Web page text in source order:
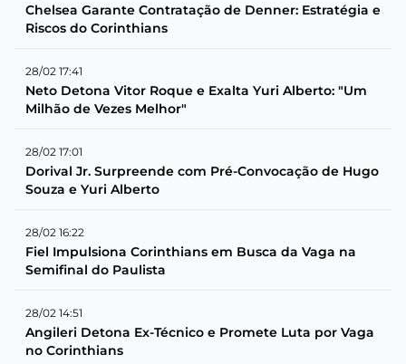
Chelsea Garante Contratação de Denner: Estratégia e
Riscos do Corinthians
28/02 17:41
Neto Detona Vitor Roque e Exalta Yuri Alberto: "Um
Milhão de Vezes Melhor"
28/02 17:01
Dorival Jr. Surpreende com Pré-Convocação de Hugo
Souza e Yuri Alberto
28/02 16:22
Fiel Impulsiona Corinthians em Busca da Vaga na
Semifinal do Paulista
28/02 14:51
Angileri Detona Ex-Técnico e Promete Luta por Vaga
no Corinthians